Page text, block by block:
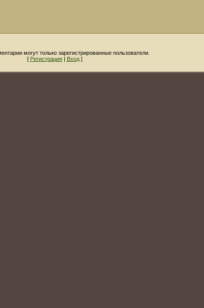
могут только зарегистрированные пользователи.
[ Регистрация| Вход]